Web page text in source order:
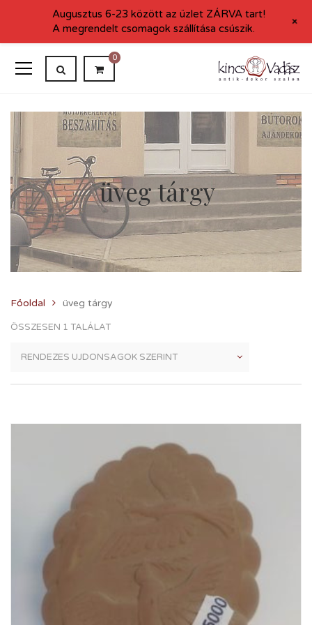
0
üveg tárgy
Főoldal üveg tárgy
ÖSSZESEN 1 TALÁLAT
Augusztus 6-23 között az üzlet ZÁRVA tart!
A megrendelt csomagok szállítása csúszik.
+